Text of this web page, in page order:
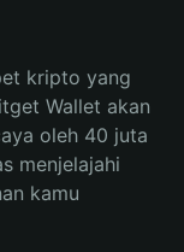
kripto yang
Wallet akan
oleh 40 juta
menjelajahi
kamu